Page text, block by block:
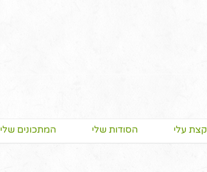
קצת עלי הסודות שלי המתכונים שלי